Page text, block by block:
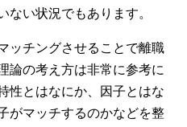
ない状況でもあります。
ッチングさせることで離職
論の考え方は非常に参考に
性とはなにか、因子とはな
がマッチするのかなどを整